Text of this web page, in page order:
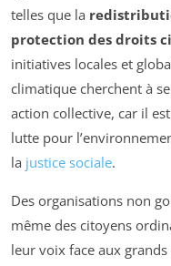
telles que la
protection des droits
initiatives locales et
climatique cherchent à
action collective, car il
lutte pour
la justice sociale.
Des organisations non
même des citoyens
leur voix face aux